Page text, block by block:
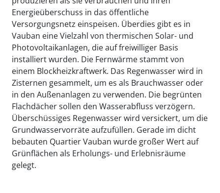
Energieüberschuss in das öffentliche
Versorgungsnetz einspeisen. Überdies gibt es in
Vauban eine Vielzahl von thermischen Solar- und
Photovoltaikanlagen, die auf freiwilliger Basis
installiert wurden. Die Fernwärme stammt von
einem Blockheizkraftwerk. Das Regenwasser wird in
Zisternen gesammelt, um es als Brauchwasser oder
in den Außenanlagen zu verwenden. Die begrünten
Flachdächer sollen den Wasserabfluss verzögern.
Überschüssiges Regenwasser wird versickert, um die
Grundwasservorräte aufzufüllen. Gerade im dicht
bebauten Quartier Vauban wurde großer Wert auf
Grünflächen als Erholungs- und Erlebnisräume
gelegt.